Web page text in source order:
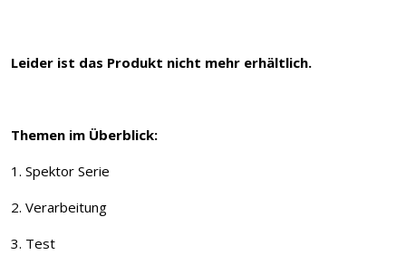
Leider ist das Produkt nicht mehr erhältlich.
Themen im Überblick:
1. Spektor Serie
2. Verarbeitung
3. Test